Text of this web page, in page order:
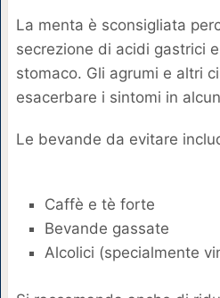
La menta è sconsigliata
secrezione di acidi gastrici
stomaco. Gli agrumi e altri
esacerbare i sintomi in
Le bevande da evitare
Caffè e tè forte
Bevande gassate
Alcolici (specialmente